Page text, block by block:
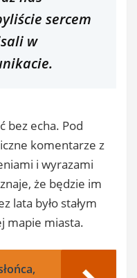
sercem
w
bez echa. Pod
komentarze z
i wyrazami
że będzie im
lata było stałym
mapie miasta.